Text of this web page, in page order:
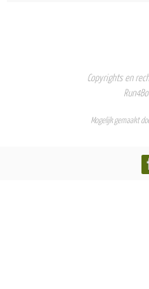
Copyrights en
Mogelijk gemaakt